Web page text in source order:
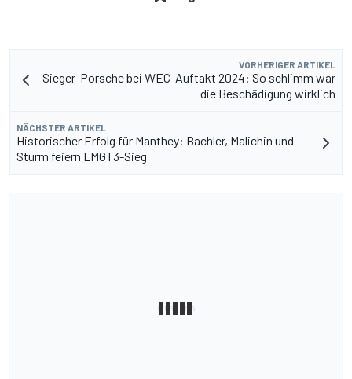
VORHERIGER ARTIKEL
Sieger-Porsche bei WEC-Auftakt 2024: So schlimm war
die Beschädigung wirklich
NÄCHSTER ARTIKEL
Historischer Erfolg für Manthey: Bachler, Malichin und
Sturm feiern LMGT3-Sieg